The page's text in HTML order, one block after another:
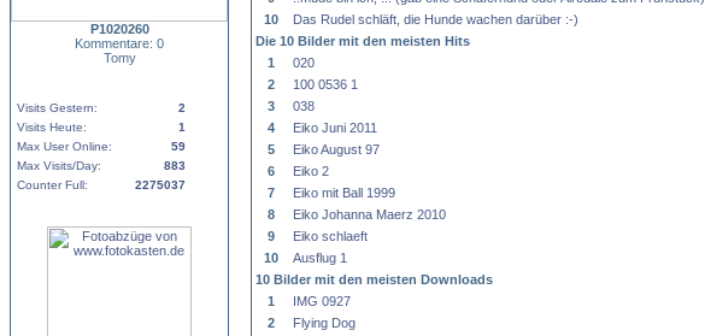
P1020260
Kommentare: 0
Tomy
Visits Gestern:
2
Visits Heute:
1
Max User Online:
59
Max Visits/Day:
883
Counter Full:
2275037
10
Das Rudel schläft, die Hunde wachen darüber :-)
Die 10 Bilder mit den meisten Hits
1
020
2
100 0536 1
3
038
4
Eiko Juni 2011
5
Eiko August 97
6
Eiko 2
7
Eiko mit Ball 1999
8
Eiko Johanna Maerz 2010
9
Eiko schlaeft
10
Ausflug 1
10 Bilder mit den meisten Downloads
1
IMG 0927
2
Flying Dog